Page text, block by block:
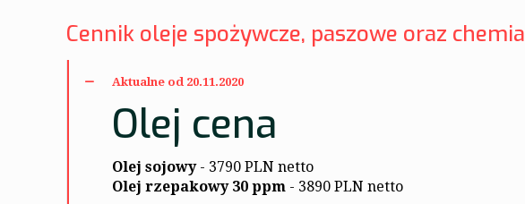
Cennik oleje spożywcze, paszowe oraz chemia
Aktualne od 20.11.2020
Olej cena
Olej sojowy- 3790 PLN netto
Olej rzepakowy 30 ppm - 3890 PLN netto